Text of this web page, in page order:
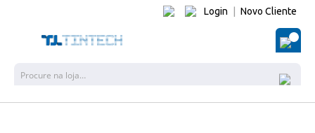
Login Novo Cliente
O